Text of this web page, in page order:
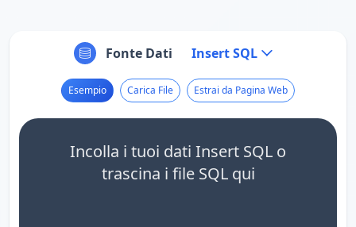
Fonte Dati Insert SQL
Esempio Carica File Estrai da Pagina Web
Incolla i tuoi dati Insert SQL o
trascina i file SQL qui